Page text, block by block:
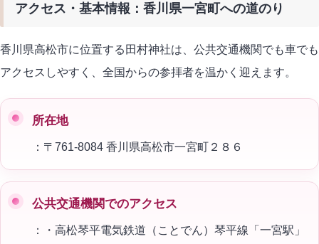
アクセス・基本情報：香川県一宮町への道のり
香川県高松市に位置する田村神社は、公共交通機関でも車でも
アクセスしやすく、全国からの参拝者を温かく迎えます。
所在地
：〒761-8084 香川県高松市一宮町２８６
公共交通機関でのアクセス
：
・高松琴平電気鉄道（ことでん）琴平線「一宮駅」